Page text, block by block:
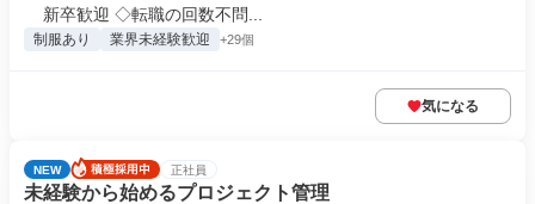
新卒歓迎 ◇転職の回数不問...
制服あり 業界未経験歓迎 +29個
気になる
NEW 正社員
未経験から始めるプロジェクト管理